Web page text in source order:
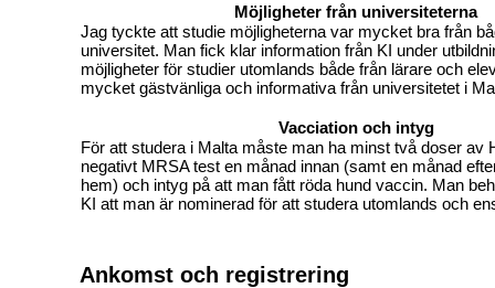
Möjligheter från universiteterna
Jag tyckte att studie möjligheterna var mycket bra från
universitet. Man fick klar information från KI under
möjligheter för studier utomlands både från lärare och
mycket gästvänliga och informativa från universitetet i
Vacciation och intyg
För att studera i Malta måste man ha minst två doser av
negativt MRSA test en månad innan (samt en månad
hem) och intyg på att man fått röda hund vaccin. Man
KI att man är nominerad för att studera utomlands och
Ankomst och registrering